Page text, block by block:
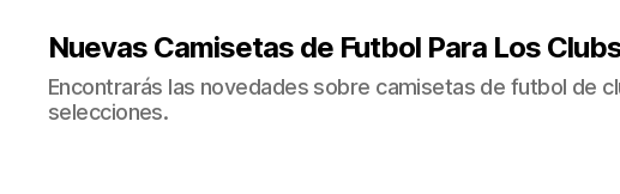
Nuevas Camisetas de Futbol Para Los
Encontrarás las novedades sobre camisetas de futbol de
selecciones.